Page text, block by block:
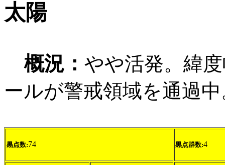
太陽
概況： やや活発。緯
ールが警戒領域を通過
黒点数:74 黒点群数:4